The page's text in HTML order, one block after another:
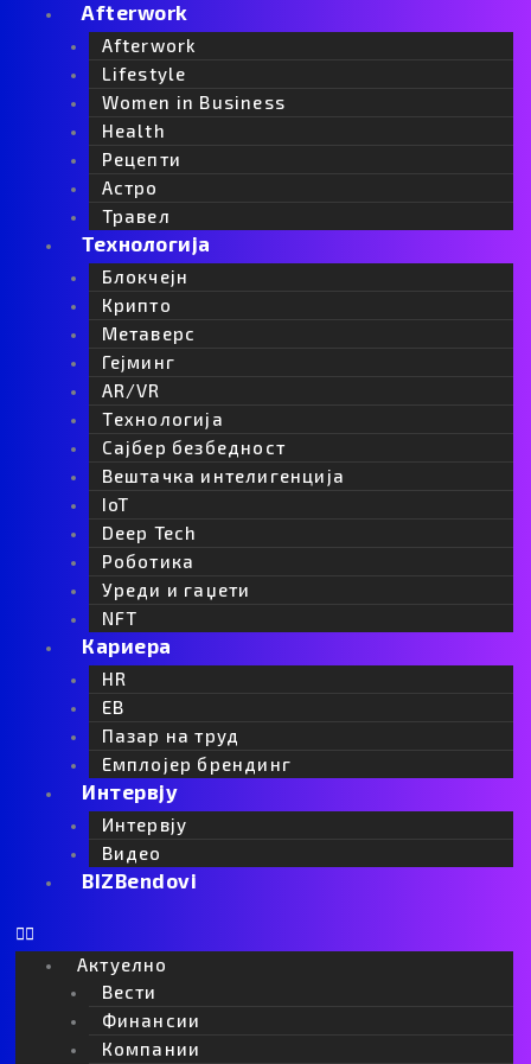
Afterwork
Afterwork
Lifestyle
Women in Business
Health
Рецепти
Астро
Травел
Технологија
Блокчејн
Крипто
Метаверс
Гејминг
AR/VR
Tехнологија
Сајбер безбедност
Вештачка интелигенција
IoT
Deep Tech
Роботика
Уреди и гаџети
NFT
Кариера
HR
EB
Пазар на труд
Емплојер брендинг
Интервју
Интервју
Видео
BIZBendovi
Актуелно
Вести
Финансии
Компании